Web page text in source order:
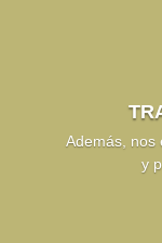
Además, nos
y